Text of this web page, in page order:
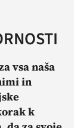
vsa naša
in
k